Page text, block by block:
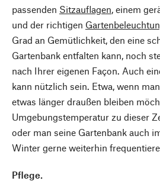
passenden Sitzauflagen , einem
und der richtigen
Grad an Gemütlichkeit, den eine
Gartenbank entfalten kann, noch
nach Ihrer eigenen Façon. Auch
kann nützlich sein. Etwa, wenn
etwas länger draußen bleiben
Umgebungstemperatur zu dieser
oder man seine Gartenbank auch
Winter gerne weiterhin
Pflege.